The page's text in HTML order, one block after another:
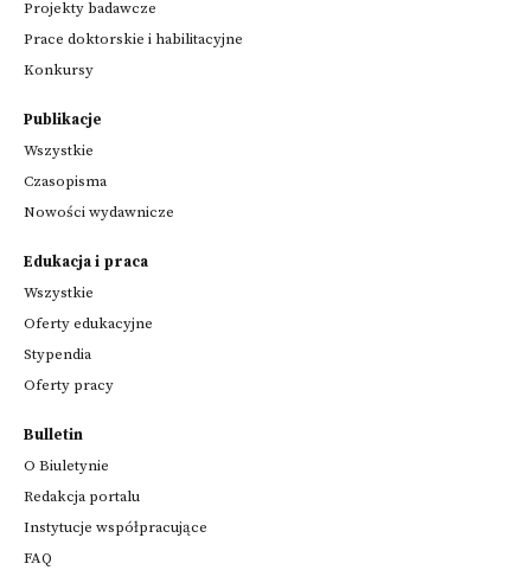
Projekty badawcze
Prace doktorskie i habilitacyjne
Konkursy
Publikacje
Wszystkie
Czasopisma
Nowości wydawnicze
Edukacja i praca
Wszystkie
Oferty edukacyjne
Stypendia
Oferty pracy
Bulletin
O Biuletynie
Redakcja portalu
Instytucje współpracujące
FAQ